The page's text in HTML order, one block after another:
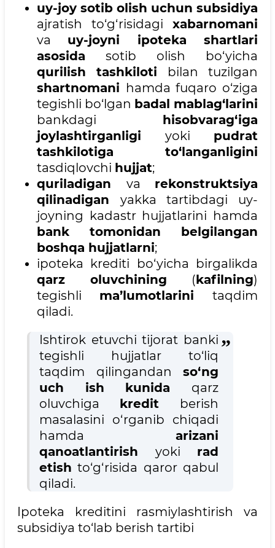
uy-joy sotib olish uchun subsidiya
ajratish to‘g‘risidagi xabarnomani
va uy-joyni ipoteka shartlari
asosida sotib olish bo‘yicha
qurilish tashkiloti bilan tuzilgan
shartnomani hamda fuqaro o‘ziga
tegishli bo‘lgan badal mablag‘larini
bankdagi
hisobvarag‘iga
joylashtirganligi yoki pudrat
tashkilotiga to‘langanligini
tasdiqlovchi hujjat;
quriladigan va rekonstruktsiya
qilinadigan yakka tartibdagi uy-
joyning kadastr hujjatlarini hamda
bank tomonidan belgilangan
boshqa hujjatlarni;
ipoteka krediti bo‘yicha birgalikda
qarz oluvchining ( kafilning)
tegishli ma’lumotlarini taqdim
qiladi.
Ishtirok etuvchi tijorat banki
tegishli hujjatlar to‘liq
taqdim qilingandan so‘ng
uch ish
kunida qarz
oluvchiga
kredit
berish
masalasini o‘rganib chiqadi
hamda arizani
qanoatlantirish yoki rad
etish to‘g‘risida qaror qabul
qiladi.
Ipoteka kreditini rasmiylashtirish va
subsidiya to‘lab berish tartibi